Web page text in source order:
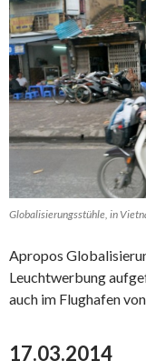
Globalisierungsstühle, in
Apropos
Leuchtwerbung
auch im Flughafen
17.03.2014